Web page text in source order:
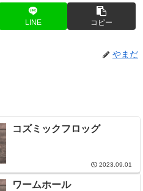
LINE コピー
やまだ
コズミックフロッグ
2023.09.01
ワームホール